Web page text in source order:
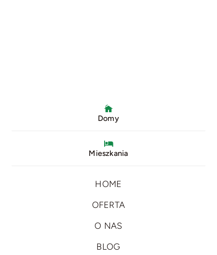
Domy
Mieszkania
HOME
OFERTA
O NAS
BLOG